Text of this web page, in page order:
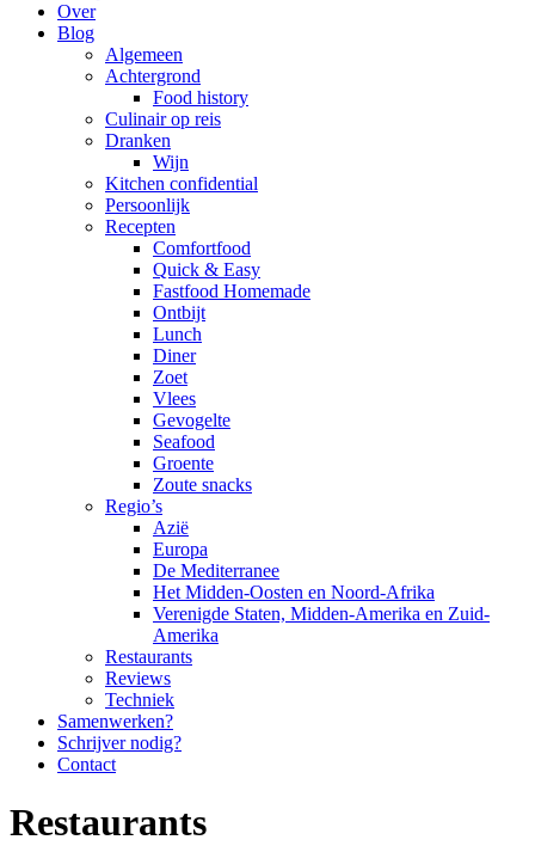
Over
Blog
Algemeen
Achtergrond
Food history
Culinair op reis
Dranken
Wijn
Kitchen confidential
Persoonlijk
Recepten
Comfortfood
Quick & Easy
Fastfood Homemade
Ontbijt
Lunch
Diner
Zoet
Vlees
Gevogelte
Seafood
Groente
Zoute snacks
Regio’s
Azië
Europa
De Mediterranee
Het Midden-Oosten en Noord-Afrika
Verenigde Staten, Midden-Amerika en Zuid-
Amerika
Restaurants
Reviews
Techniek
Samenwerken?
Schrijver nodig?
Contact
Restaurants